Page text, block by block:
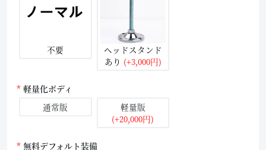
不要
ヘッドスタンド
あり (+3,000円)
軽量化ボディ
通常版
軽量版
(+20,000円)
無料デフォルト装備